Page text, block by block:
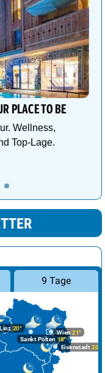
PLACE TO BE
Wellness,
Top-Lage.
9 Tage
Linz20°
Wien 21°
Eisenstadt 20°
Sankt Pölten 18°